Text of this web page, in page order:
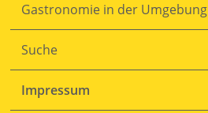
Gastronomie in der Umgebung
Navigation
überspringen
Suche
Impressum